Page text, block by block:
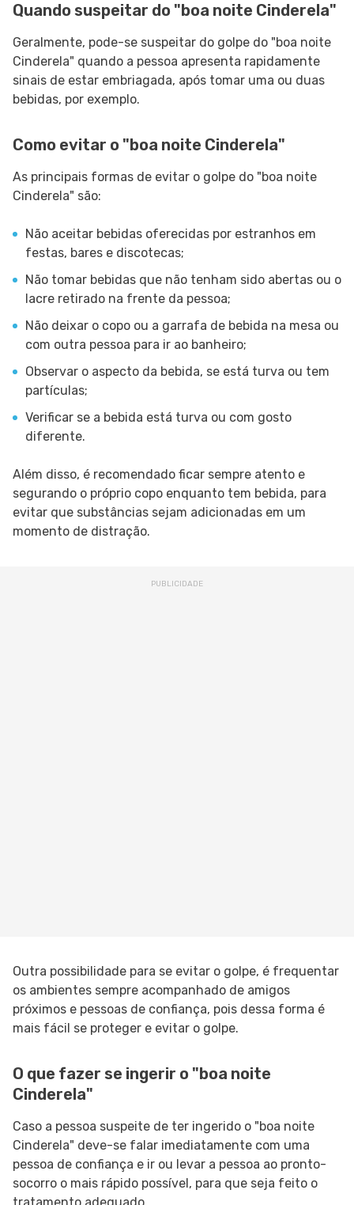
Quando suspeitar do "boa noite Cinderela"
Geralmente, pode-se suspeitar do golpe do "boa noite
Cinderela" quando a pessoa apresenta rapidamente
sinais de estar embriagada, após tomar uma ou duas
bebidas, por exemplo.
Como evitar o "boa noite Cinderela"
As principais formas de evitar o golpe do "boa noite
Cinderela" são:
Não aceitar bebidas oferecidas por estranhos em
festas, bares e discotecas;
Não tomar bebidas que não tenham sido abertas ou o
lacre retirado na frente da pessoa;
Não deixar o copo ou a garrafa de bebida na mesa ou
com outra pessoa para ir ao banheiro;
Observar o aspecto da bebida, se está turva ou tem
partículas;
Verificar se a bebida está turva ou com gosto
diferente.
Além disso, é recomendado ficar sempre atento e
segurando o próprio copo enquanto tem bebida, para
evitar que substâncias sejam adicionadas em um
momento de distração.
Outra possibilidade para se evitar o golpe, é frequentar
os ambientes sempre acompanhado de amigos
próximos e pessoas de confiança, pois dessa forma é
mais fácil se proteger e evitar o golpe.
O que fazer se ingerir o "boa noite
Cinderela"
Caso a pessoa suspeite de ter ingerido o "boa noite
Cinderela" deve-se falar imediatamente com uma
pessoa de confiança e ir ou levar a pessoa ao pronto-
socorro o mais rápido possível, para que seja feito o